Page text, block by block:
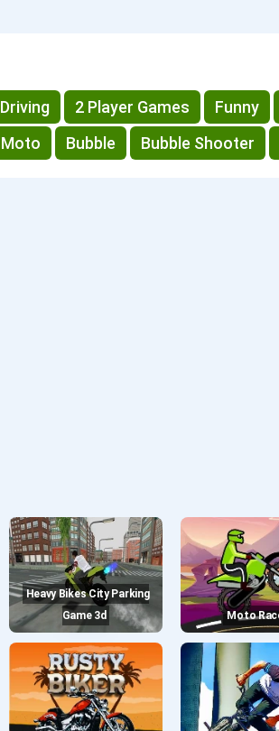
Driving 2 Player Games Funny
Moto Bubble Bubble Shooter
Heavy Bikes City Parking
Game 3d
Moto